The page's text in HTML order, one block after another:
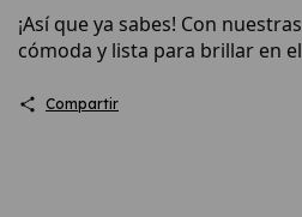
¡Así que ya sabes! Con
cómoda y lista para brillar en
Compartir